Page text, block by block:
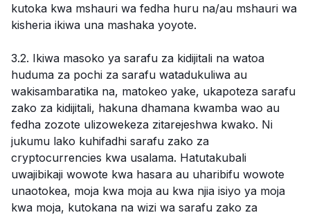
kutoka kwa mshauri wa fedha huru na/au mshauri wa
kisheria ikiwa una mashaka yoyote.
3.2. Ikiwa masoko ya sarafu za kidijitali na watoa
huduma za pochi za sarafu watadukuliwa au
wakisambaratika na, matokeo yake, ukapoteza sarafu
zako za kidijitali, hakuna dhamana kwamba wao au
fedha zozote ulizowekeza zitarejeshwa kwako. Ni
jukumu lako kuhifadhi sarafu zako za
cryptocurrencies kwa usalama. Hatutakubali
uwajibikaji wowote kwa hasara au uharibifu wowote
unaotokea, moja kwa moja au kwa njia isiyo ya moja
kwa moja, kutokana na wizi wa sarafu zako za